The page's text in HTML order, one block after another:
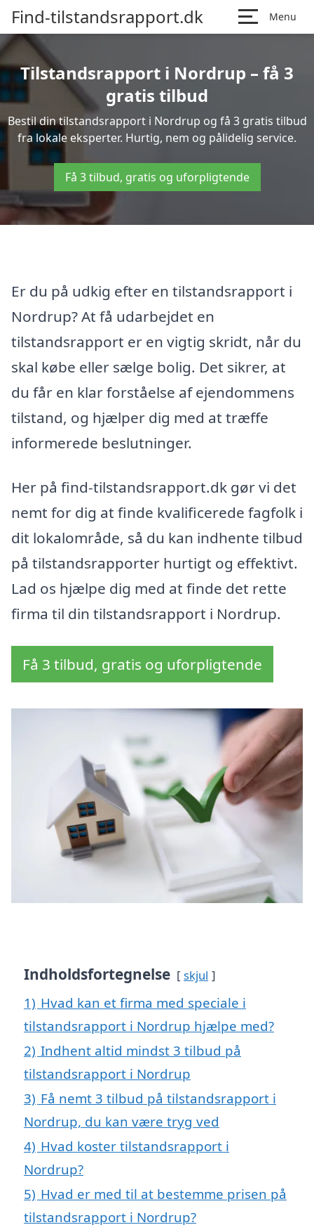
Find-tilstandsrapport.dk Menu
Tilstandsrapport i Nordrup – få 3
gratis tilbud
Bestil din tilstandsrapport i Nordrup og få 3 gratis tilbud
fra lokale eksperter. Hurtig, nem og pålidelig service.
Få 3 tilbud, gratis og uforpligtende
Er du på udkig efter en tilstandsrapport i
Nordrup? At få udarbejdet en
tilstandsrapport er en vigtig skridt, når du
skal købe eller sælge bolig. Det sikrer, at
du får en klar forståelse af ejendommens
tilstand, og hjælper dig med at træffe
informerede beslutninger.
Her på find-tilstandsrapport.dk gør vi det
nemt for dig at finde kvalificerede fagfolk i
dit lokalområde, så du kan indhente tilbud
på tilstandsrapporter hurtigt og effektivt.
Lad os hjælpe dig med at finde det rette
firma til din tilstandsrapport i Nordrup.
Få 3 tilbud, gratis og uforpligtende
Indholdsfortegnelse skjul
1) Hvad kan et firma med speciale i
tilstandsrapport i Nordrup hjælpe med?
2) Indhent altid mindst 3 tilbud på
tilstandsrapport i Nordrup
3) Få nemt 3 tilbud på tilstandsrapport i
Nordrup, du kan være tryg ved
4) Hvad koster tilstandsrapport i
Nordrup?
5) Hvad er med til at bestemme prisen på
tilstandsrapport i Nordrup?